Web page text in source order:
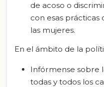
de acoso o
con esas prácticas
las mujeres.
En el ámbito de la
Infórmense sobre
todas y todos los